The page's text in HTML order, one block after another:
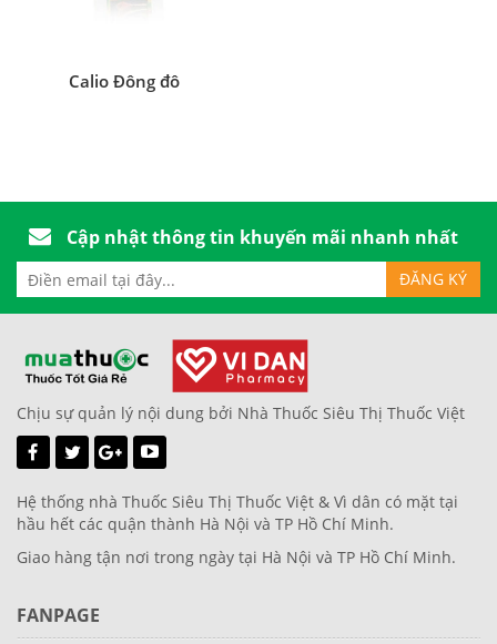
Calio Đông đô
Cập nhật thông tin khuyến mãi nhanh nhất
Chịu sự quản lý nội dung bởi Nhà Thuốc Siêu Thị Thuốc Việt
Hệ thống nhà Thuốc Siêu Thị Thuốc Việt & Vì dân có mặt tại
hầu hết các quận thành Hà Nội và TP Hồ Chí Minh.
Giao hàng tận nơi trong ngày tại Hà Nội và TP Hồ Chí Minh.
FANPAGE